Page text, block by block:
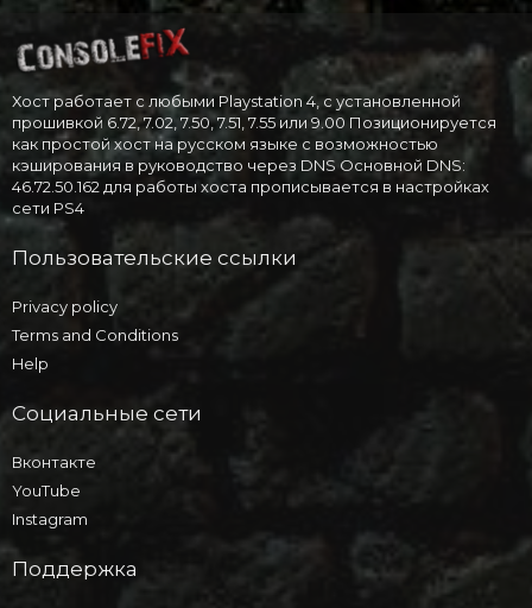
Хост работает с любыми Playstation 4, с установленной
прошивкой 6.72, 7.02, 7.50, 7.51, 7.55 или 9.00 Позиционируется
как простой хост на русском языке с возможностью
кэширования в руководство через DNS Основной DNS:
46.72.50.162 для работы хоста прописывается в настройках
сети PS4
Пользовательские ссылки
Privacy policy
Terms and Conditions
Help
Социальные сети
Вконтакте
YouTube
Instagram
Поддержка